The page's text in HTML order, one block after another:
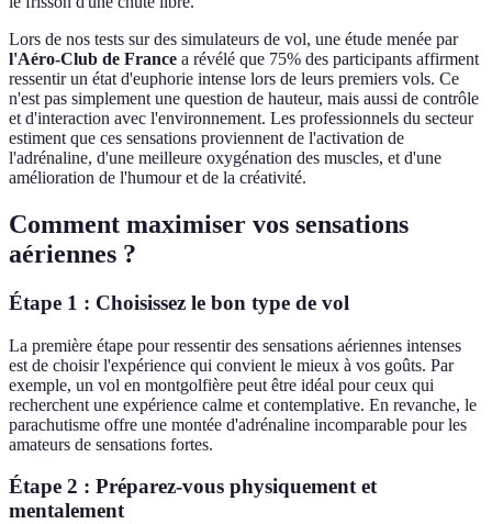
Lors de nos tests sur des simulateurs de vol, une étude menée par
l'Aéro-Club de France a révélé que 75% des participants affirment
ressentir un état d'euphorie intense lors de leurs premiers vols. Ce
n'est pas simplement une question de hauteur, mais aussi de contrôle
et d'interaction avec l'environnement. Les professionnels du secteur
estiment que ces sensations proviennent de l'activation de
l'adrénaline, d'une meilleure oxygénation des muscles, et d'une
amélioration de l'humour et de la créativité.
Comment maximiser vos sensations
aériennes ?
Étape 1 : Choisissez le bon type de vol
La première étape pour ressentir des sensations aériennes intenses
est de choisir l'expérience qui convient le mieux à vos goûts. Par
exemple, un vol en montgolfière peut être idéal pour ceux qui
recherchent une expérience calme et contemplative. En revanche, le
parachutisme offre une montée d'adrénaline incomparable pour les
amateurs de sensations fortes.
Étape 2 : Préparez-vous physiquement et
mentalement